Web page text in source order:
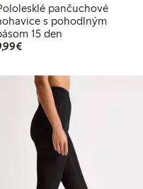
pančuchové
s pohodlným
15 den
9,99 €